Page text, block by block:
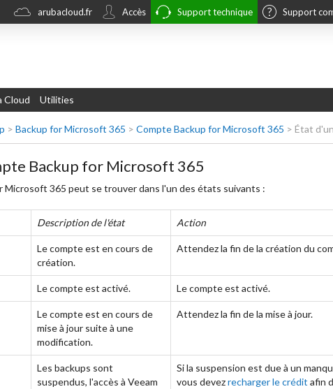
arubacloud.fr Accès Support technique Support
Cloud Utilities
> Backup for Microsoft 365 > Compte Backup for Microsoft 365 > État
Backup for Microsoft 365
Microsoft 365 peut se trouver dans l'un des états suivants :
Description de l'état Action
Le compte est en cours de
création.
Attendez la fin de la création du
Le compte est activé. Le compte est activé.
Le compte est en cours de
mise à jour suite à une
modification.
Attendez la fin de la mise à jour.
Les backups sont
suspendus, l'accès à Veeam
Si la suspension est due à un
vous devezrecharger le crédit afin